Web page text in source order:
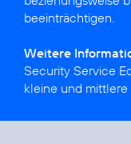
beeinträchtigen.
Weitere
Security Service
kleine und